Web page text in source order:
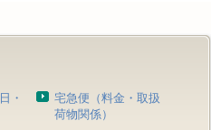
・
宅急便（料金・取扱
荷物関係）